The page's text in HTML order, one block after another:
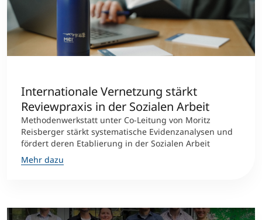
International studieren
An über 300 Partneruniversitäten
Study Finder Bachelor/Master
Forschung am MCI
Micro Degrees
Masterclasses
Management-Seminare
Internationale Vernetzung stärkt
Reviewpraxis in der Sozialen Arbeit
Methodenwerkstatt unter Co-Leitung von Moritz
Reisberger stärkt systematische Evidenzanalysen und
fördert deren Etablierung in der Sozialen Arbeit
Mehr dazu